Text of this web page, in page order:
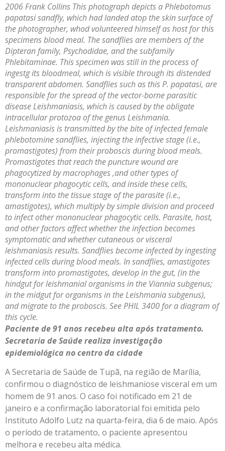
2006 Frank Collins This photograph depicts aPhlebotomus
papatasisandfly, which had landed atop the skin surface of
the photographer, whod volunteered himself as host for this
specimens blood meal. The sandflies are members of the
Dipteran family, Psychodidae, and the subfamily
Phlebitaminae. This specimen was still in the process of
ingestg its bloodmeal, which is visible through its distended
transparent abdomen. Sandflies such as thisP. papatasi, are
responsible for the spread of the vector-borne parasitic
disease Leishmaniasis, which is caused by the obligate
intracellular protozoa of the genusLeishmania.
Leishmaniasis is transmitted by the bite of infected female
phlebotomine sandflies, injecting the infective stage (i.e.,
promastigotes) from their proboscis during blood meals.
Promastigotes that reach the puncture wound are
phagocytized by macrophages ,and other types of
mononuclear phagocytic cells, and inside these cells,
transform into the tissue stage of the parasite (i.e.,
amastigotes), which multiply by simple division and proceed
to infect other mononuclear phagocytic cells. Parasite, host,
and other factors affect whether the infection becomes
symptomatic and whether cutaneous or visceral
leishmaniasis results. Sandflies become infected by ingesting
infected cells during blood meals. In sandflies, amastigotes
transform into promastigotes, develop in the gut, (in the
hindgut for leishmanial organisms in the Vianniasubgenus;
in the midgut for organisms in theLeishmaniasubgenus),
and migrate to the proboscis. See PHIL 3400 for a diagram of
this cycle.
Paciente de 91 anos recebeu alta após tratamento.
Secretaria de Saúde realiza investigação
epidemiológica no centro da cidade
A Secretaria de Saúde de Tupã, na região de Marília,
confirmou o diagnóstico de leishmaniose visceral em um
homem de 91 anos. O caso foi notificado em 21 de
janeiro e a confirmação laboratorial foi emitida pelo
Instituto Adolfo Lutz na quarta-feira, dia 6 de maio. Após
o período de tratamento, o paciente apresentou
melhora e recebeu alta médica.